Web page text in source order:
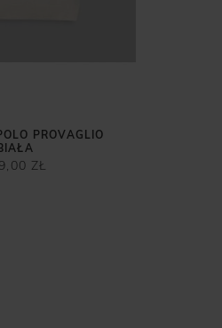
PROVAGLIO
ZŁ